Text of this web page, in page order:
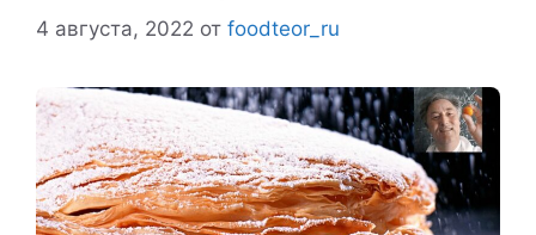
4 августа, 2022 от foodteor_ru